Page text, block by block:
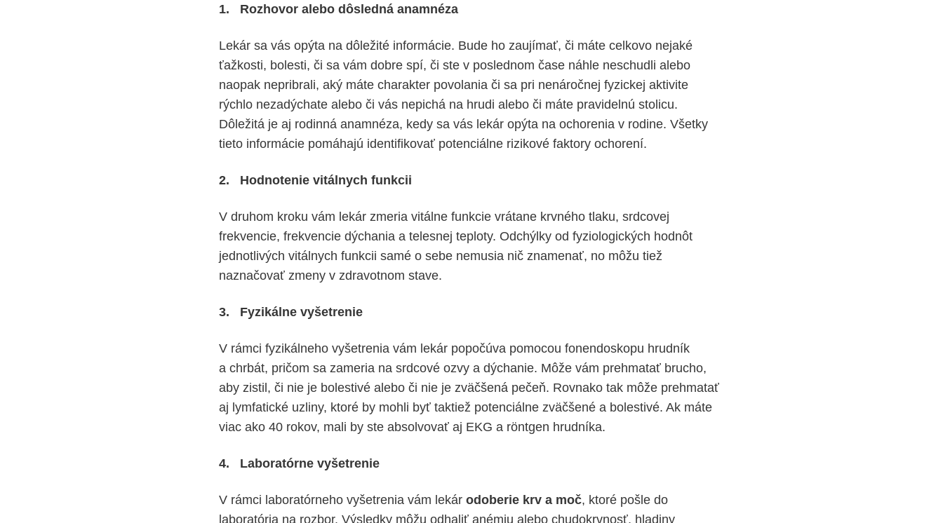
1. Rozhovor alebo dôsledná anamnéza
Lekár sa vás opýta na dôležité informácie. Bude ho zaujímať, či máte celkovo nejaké
ťažkosti, bolesti, či sa vám dobre spí, či ste v poslednom čase náhle neschudli alebo
naopak nepribrali, aký máte charakter povolania či sa pri nenáročnej fyzickej aktivite
rýchlo nezadýchate alebo či vás nepichá na hrudi alebo či máte pravidelnú stolicu.
Dôležitá je aj rodinná anamnéza, kedy sa vás lekár opýta na ochorenia v rodine. Všetky
tieto informácie pomáhajú identifikovať potenciálne rizikové faktory ochorení.
2. Hodnotenie vitálnych funkcii
V druhom kroku vám lekár zmeria vitálne funkcie vrátane krvného tlaku, srdcovej
frekvencie, frekvencie dýchania a telesnej teploty. Odchýlky od fyziologických hodnôt
jednotlivých vitálnych funkcii samé o sebe nemusia nič znamenať, no môžu tiež
naznačovať zmeny v zdravotnom stave.
3. Fyzikálne vyšetrenie
V rámci fyzikálneho vyšetrenia vám lekár popočúva pomocou fonendoskopu hrudník
a chrbát, pričom sa zameria na srdcové ozvy a dýchanie. Môže vám prehmatať brucho,
aby zistil, či nie je bolestivé alebo či nie je zväčšená pečeň. Rovnako tak môže prehmatať
aj lymfatické uzliny, ktoré by mohli byť taktiež potenciálne zväčšené a bolestivé. Ak máte
viac ako 40 rokov, mali by ste absolvovať aj EKG a röntgen hrudníka.
4. Laboratórne vyšetrenie
V rámci laboratórneho vyšetrenia vám lekár odoberie krv a moč, ktoré pošle do
laboratória na rozbor. Výsledky môžu odhaliť anémiu alebo chudokrvnosť, hladiny